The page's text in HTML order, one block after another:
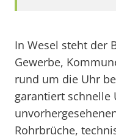
In Wesel steht der
Gewerbe,
rund um die Uhr
garantiert schnelle
Rohrbrüche,